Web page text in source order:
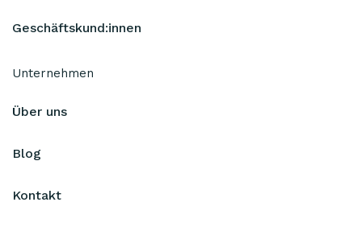
Geschäftskund:innen
Unternehmen
Über uns
Blog
Kontakt